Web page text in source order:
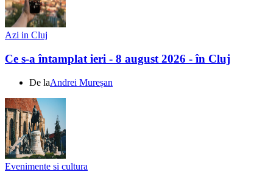
Azi in Cluj
Ce s-a întamplat ieri - 8 august 2026 - în Cluj
De laAndrei Mureșan
Evenimente si cultura